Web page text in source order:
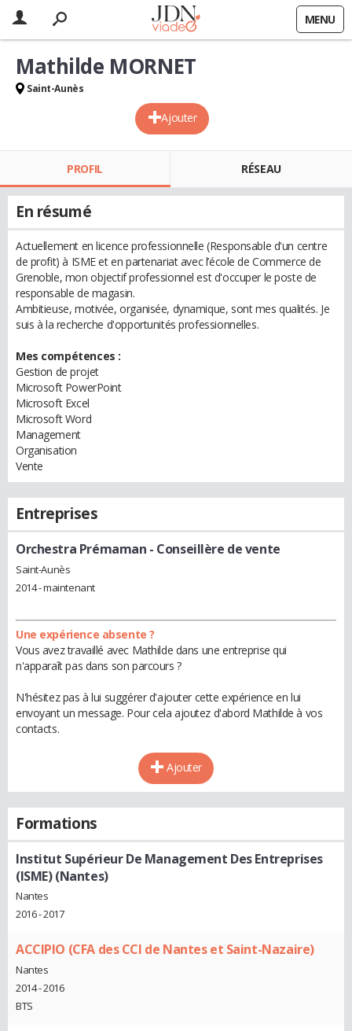
MENU
Ajouter
Mathilde MORNET
Saint-Aunès
PROFIL RÉSEAU
En résumé
Actuellement en licence professionnelle (Responsable d'un centre
de profit) à ISME et en partenariat avec l’école de Commerce de
Grenoble, mon objectif professionnel est d'occuper le poste de
responsable de magasin.
Ambitieuse, motivée, organisée, dynamique, sont mes qualités. Je
suis à la recherche d'opportunités professionnelles.
Mes compétences :
Gestion de projet
Microsoft PowerPoint
Microsoft Excel
Microsoft Word
Management
Organisation
Vente
Entreprises
Orchestra Prémaman - Conseillère de vente
Saint-Aunès
2014 - maintenant
Une expérience absente ?
Vous avez travaillé avec Mathilde dans une entreprise qui
n'apparaît pas dans son parcours ?
N'hésitez pas à lui suggérer d'ajouter cette expérience en lui
envoyant un message. Pour cela ajoutez d'abord Mathilde à vos
contacts.
Ajouter
Formations
Institut Supérieur De Management Des Entreprises
(ISME) (Nantes)
Nantes
2016 - 2017
ACCIPIO (CFA des CCI de Nantes et Saint-Nazaire)
Nantes
2014 - 2016
BTS